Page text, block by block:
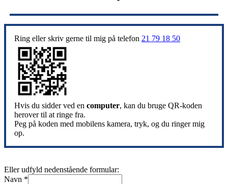
Ring eller skriv gerne til mig på telefon 21 79 18 50
Hvis du sidder ved en computer, kan du bruge QR-koden
herover til at ringe fra.
Peg på koden med mobilens kamera, tryk, og du ringer mig
op.
Eller udfyld nedenstående formular:
Navn *